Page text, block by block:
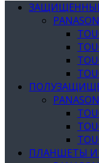
ПЛАНШЕТЫ